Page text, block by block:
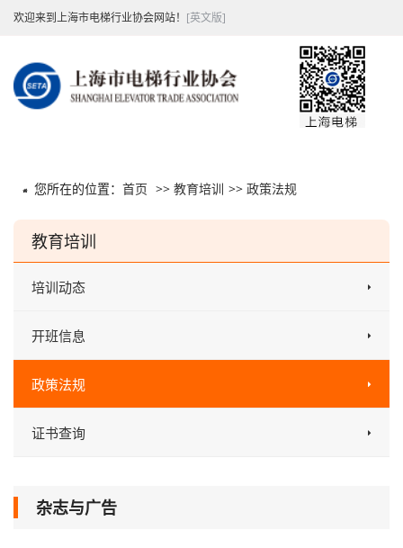
欢迎来到上海市电梯行业协会网站！ [英文版]
您所在的位置： 首页 >> 教育培训 >> 政策法规
教育培训
培训动态
开班信息
政策法规
证书查询
杂志与广告